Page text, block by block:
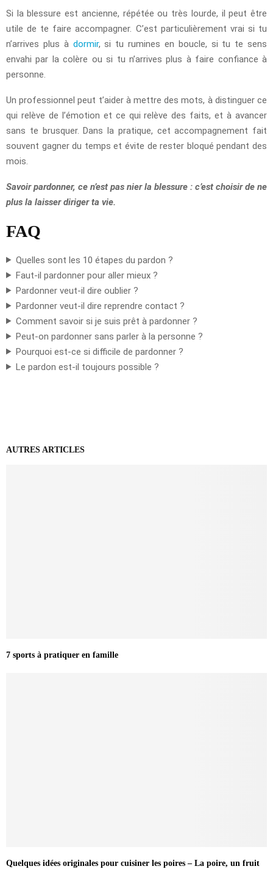
Si la blessure est ancienne, répétée ou très lourde, il peut être
utile de te faire accompagner. C’est particulièrement vrai si tu
n’arrives plus à dormir, si tu rumines en boucle, si tu te sens
envahi par la colère ou si tu n’arrives plus à faire confiance à
personne.
Un professionnel peut t’aider à mettre des mots, à distinguer ce
qui relève de l’émotion et ce qui relève des faits, et à avancer
sans te brusquer. Dans la pratique, cet accompagnement fait
souvent gagner du temps et évite de rester bloqué pendant des
mois.
Savoir pardonner, ce n’est pas nier la blessure : c’est choisir de ne
plus la laisser diriger ta vie.
FAQ
Quelles sont les 10 étapes du pardon ?
Faut-il pardonner pour aller mieux ?
Pardonner veut-il dire oublier ?
Pardonner veut-il dire reprendre contact ?
Comment savoir si je suis prêt à pardonner ?
Peut-on pardonner sans parler à la personne ?
Pourquoi est-ce si difficile de pardonner ?
Le pardon est-il toujours possible ?
AUTRES ARTICLES
7 sports à pratiquer en famille
Quelques idées originales pour cuisiner les poires – La poire, un fruit